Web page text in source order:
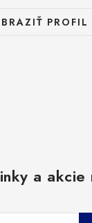
PROFIL
a akcie